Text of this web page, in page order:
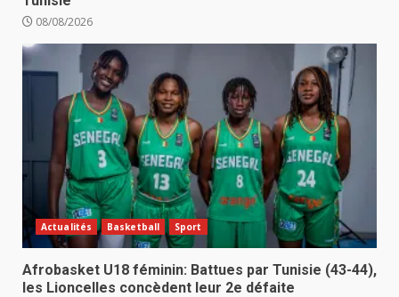
08/08/2026
Actualités Basketball Sport
Afrobasket U18 féminin: Battues par Tunisie (43-44),
les Lioncelles concèdent leur 2e défaite